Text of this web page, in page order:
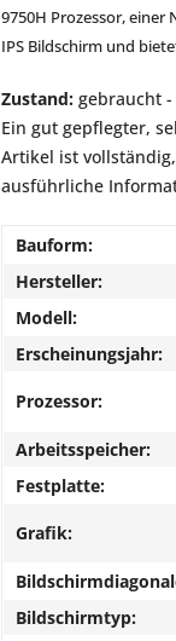
9750H Prozessor, einer
IPS Bildschirm und
Zustand: gebraucht
Ein gut gepflegter,
Artikel ist
ausführliche
Bauform:
Hersteller:
Modell:
Erscheinungsjahr:
Prozessor:
Arbeitsspeicher:
Festplatte:
Grafik:
Bildschirmtyp: